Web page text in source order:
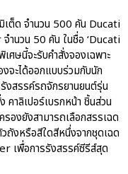
ต็ด จำนวน 500 คัน Ducati
นวน 50 คัน ในชื่อ ‘Ducati
ษนี้จะรับคำสั่งจองเฉพาะ
ะได้ออกแบบร่วมกับนัก
สรรค์รถจักรยานยนต์รุ่น
คาลิเปอร์เบรกหน้า ชิ้นส่วน
องยังสามารถเลือกสรรเฉด
ถังหรือสีใดสีหนึ่งจากชุดเฉด
เพื่อการรังสรรค์ซีรีส์สุด